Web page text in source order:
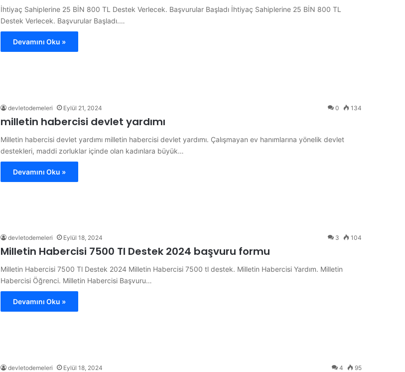
İhtiyaç Sahiplerine 25 BİN 800 TL Destek Verlecek. Başvurular Başladı İhtiyaç Sahiplerine 25 BİN 800 TL
Destek Verlecek. Başvurular Başladı.…
Devamını Oku »
devletodemeleri Eylül 21, 2024 0 134
milletin habercisi devlet yardımı
Milletin habercisi devlet yardımı milletin habercisi devlet yardımı. Çalışmayan ev hanımlarına yönelik devlet
destekleri, maddi zorluklar içinde olan kadınlara büyük…
Devamını Oku »
devletodemeleri Eylül 18, 2024 3 104
Milletin Habercisi 7500 Tl Destek 2024 başvuru formu
Milletin Habercisi 7500 Tl Destek 2024 Milletin Habercisi 7500 tl destek. Milletin Habercisi Yardım. Milletin
Habercisi Öğrenci. Milletin Habercisi Başvuru…
Devamını Oku »
devletodemeleri Eylül 18, 2024 4 95